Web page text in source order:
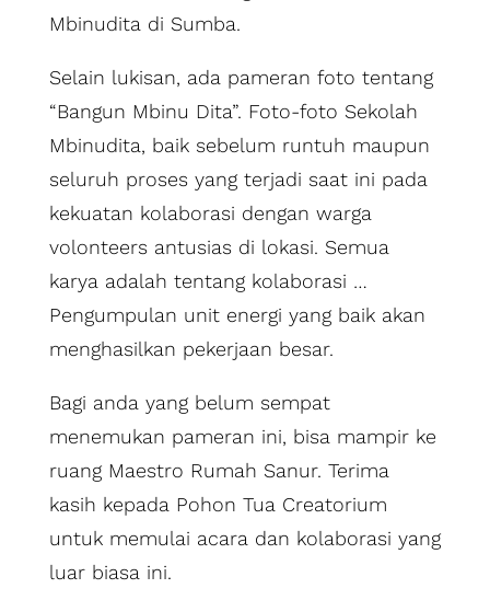
Mbinudita di Sumba.
Selain lukisan, ada pameran foto tentang
“Bangun Mbinu Dita”. Foto-foto Sekolah
Mbinudita, baik sebelum runtuh maupun
seluruh proses yang terjadi saat ini pada
kekuatan kolaborasi dengan warga
volonteers antusias di lokasi. Semua
karya adalah tentang kolaborasi …
Pengumpulan unit energi yang baik akan
menghasilkan pekerjaan besar.
Bagi anda yang belum sempat
menemukan pameran ini, bisa mampir ke
ruang Maestro Rumah Sanur. Terima
kasih kepada Pohon Tua Creatorium
untuk memulai acara dan kolaborasi yang
luar biasa ini.